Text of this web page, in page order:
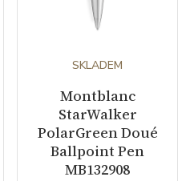
SKLADEM
Montblanc
StarWalker
PolarGreen Doué
Ballpoint Pen
MB132908